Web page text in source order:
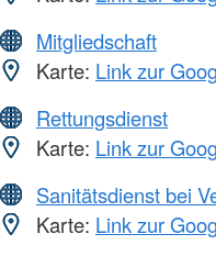
Mitgliedschaft
Karte: Link zur
Rettungsdienst
Karte: Link zur
Sanitätsdienst bei
Karte: Link zur